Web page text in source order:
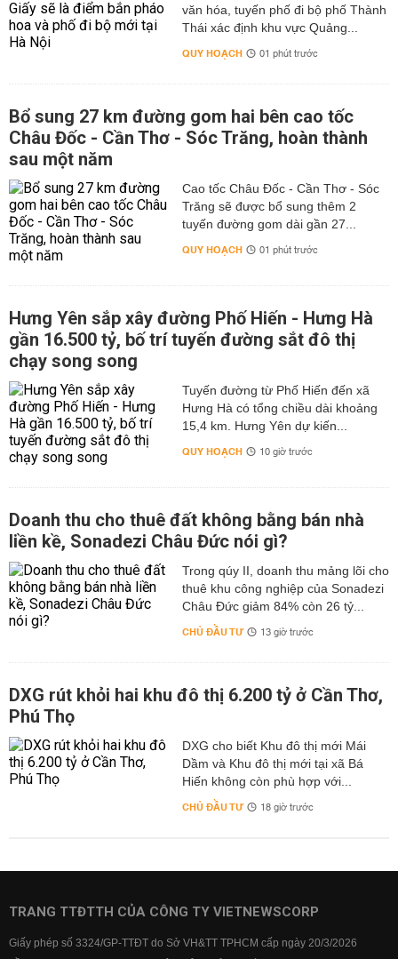
văn hóa, tuyến phố đi bộ phố Thành
Thái xác định khu vực Quảng...
QUY HOẠCH 01 phút trước
Bổ sung 27 km đường gom hai bên cao tốc
Châu Đốc - Cần Thơ - Sóc Trăng, hoàn thành
sau một năm
Cao tốc Châu Đốc - Cần Thơ - Sóc
Trăng sẽ được bổ sung thêm 2
tuyến đường gom dài gần 27...
QUY HOẠCH 01 phút trước
Hưng Yên sắp xây đường Phố Hiến - Hưng Hà
gần 16.500 tỷ, bố trí tuyến đường sắt đô thị
chạy song song
Tuyến đường từ Phố Hiến đến xã
Hưng Hà có tổng chiều dài khoảng
15,4 km. Hưng Yên dự kiến...
QUY HOẠCH 10 giờ trước
Doanh thu cho thuê đất không bằng bán nhà
liền kề, Sonadezi Châu Đức nói gì?
Trong qúy II, doanh thu mảng lõi cho
thuê khu công nghiệp của Sonadezi
Châu Đức giảm 84% còn 26 tỷ...
CHỦ ĐẦU TƯ 13 giờ trước
DXG rút khỏi hai khu đô thị 6.200 tỷ ở Cần Thơ,
Phú Thọ
DXG cho biết Khu đô thị mới Mái
Dầm và Khu đô thị mới tại xã Bá
Hiến không còn phù hợp với...
CHỦ ĐẦU TƯ 18 giờ trước
TRANG TTĐTTH CỦA CÔNG TY VIETNEWSCORP
Giấy phép số 3324/GP-TTĐT do Sở VH&TT TPHCM cấp ngày 20/3/2026